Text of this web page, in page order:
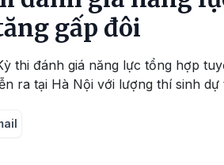
gấp đôi
thi đánh giá năng lực tổng hợp
ra tại Hà Nội với lượng thí sinh